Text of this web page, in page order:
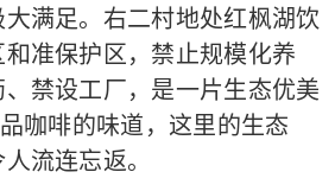
满足。右二村地处红枫湖饮
准保护区，禁止规模化养
禁设工厂，是一片生态优美
咖啡的味道，这里的生态
流连忘返。